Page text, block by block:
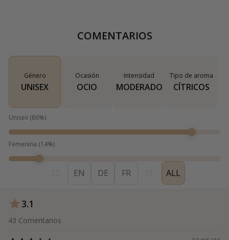
COMENTARIOS
Género
UNISEX
Ocasión
OCIO
Intensidad
MODERADO
Tipo de aroma
CÍTRICOS
Unisex (86%)
Femenina (14%)
EN DE FR ALL
3.1
43 Comentarios